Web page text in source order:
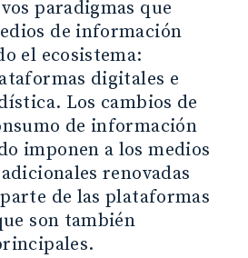
paradigmas que
de información
el ecosistema:
digitales e
Los cambios de
de información
imponen a los medios
renovadas
de las plataformas
son también